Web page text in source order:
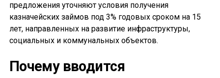
предложения уточняют условия получения
казначейских займов под 3% годовых сроком на 15
лет, направленных на развитие инфраструктуры,
социальных и коммунальных объектов.
Почему вводится